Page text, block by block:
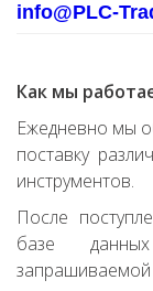
info@PLC-
Как мы
Ежедневно мы
поставку
инструментов.
После
базе